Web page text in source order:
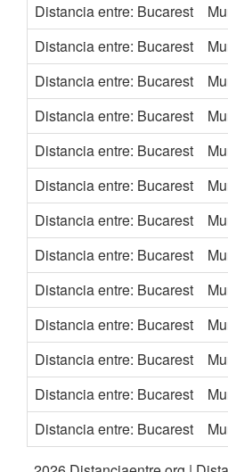
Distancia entre: Bucarest
Distancia entre: Bucarest
Distancia entre: Bucarest
Distancia entre: Bucarest
Distancia entre: Bucarest
Distancia entre: Bucarest
Distancia entre: Bucarest
Distancia entre: Bucarest
Distancia entre: Bucarest
Distancia entre: Bucarest
Distancia entre: Bucarest
Distancia entre: Bucarest
Distancia entre: Bucarest